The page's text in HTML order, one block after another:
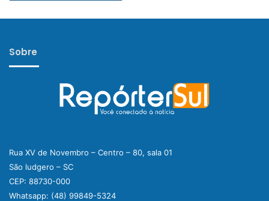
Sobre
Rua XV de Novembro – Centro – 80, sala 01
São ludgero – SC
CEP: 88730-000
Whatsapp: (48) 99849-5324